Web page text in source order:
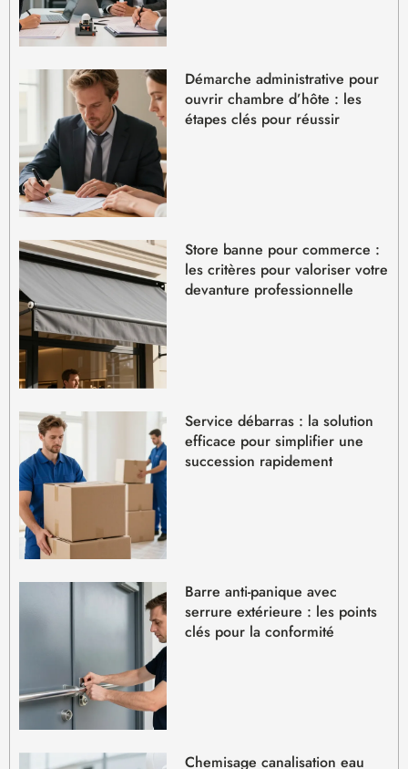
Démarche administrative pour
ouvrir chambre d’hôte : les
étapes clés pour réussir
Store banne pour commerce :
les critères pour valoriser votre
devanture professionnelle
Service débarras : la solution
efficace pour simplifier une
succession rapidement
Barre anti-panique avec
serrure extérieure : les points
clés pour la conformité
Chemisage canalisation eau